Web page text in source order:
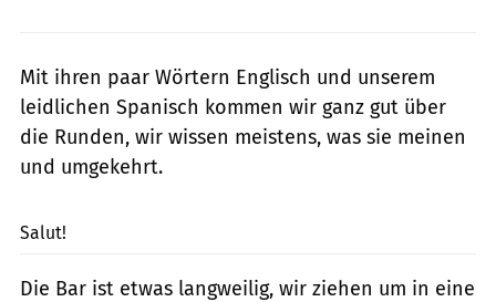
Mit ihren paar Wörtern Englisch und unserem
leidlichen Spanisch kommen wir ganz gut über
die Runden, wir wissen meistens, was sie meinen
und umgekehrt.
Salut!
Die Bar ist etwas langweilig, wir ziehen um in eine